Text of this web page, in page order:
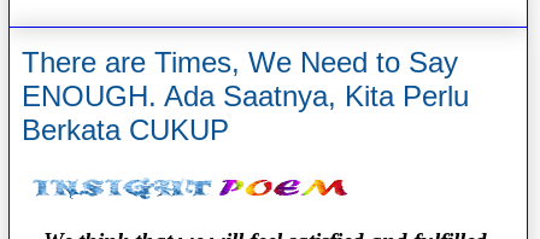
There are Times, We Need to Say
ENOUGH. Ada Saatnya, Kita Perlu
Berkata CUKUP